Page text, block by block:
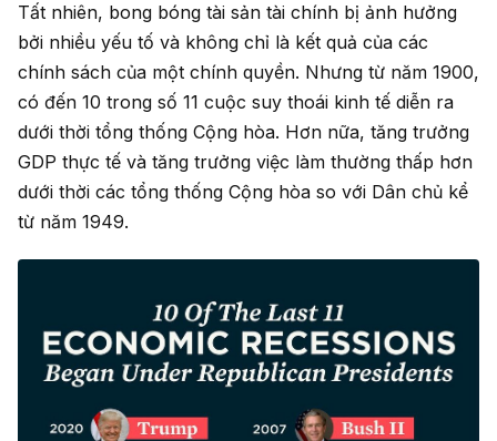
Tất nhiên, bong bóng tài sản tài chính bị ảnh hưởng
bởi nhiều yếu tố và không chỉ là kết quả của các
chính sách của một chính quyền. Nhưng từ năm 1900,
có đến 10 trong số 11 cuộc suy thoái kinh tế diễn ra
dưới thời tổng thống Cộng hòa. Hơn nữa, tăng trưởng
GDP thực tế và tăng trưởng việc làm thường thấp hơn
dưới thời các tổng thống Cộng hòa so với Dân chủ kể
từ năm 1949.